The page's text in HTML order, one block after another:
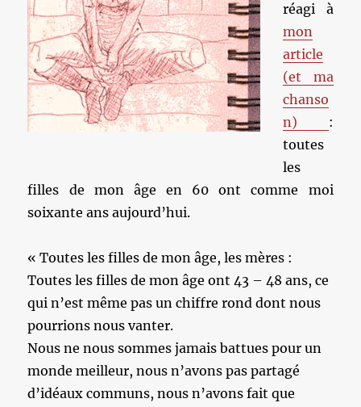
réagi à
mon
article
(et ma
chanso
n) :
toutes
les
filles de mon âge en 60 ont comme moi
soixante ans aujourd’hui.
« Toutes les filles de mon âge, les mères :
Toutes les filles de mon âge ont 43 – 48 ans, ce
qui n’est même pas un chiffre rond dont nous
pourrions nous vanter.
Nous ne nous sommes jamais battues pour un
monde meilleur, nous n’avons pas partagé
d’idéaux communs, nous n’avons fait que